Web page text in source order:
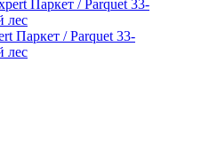
Паркет / Parquet 33-
лес